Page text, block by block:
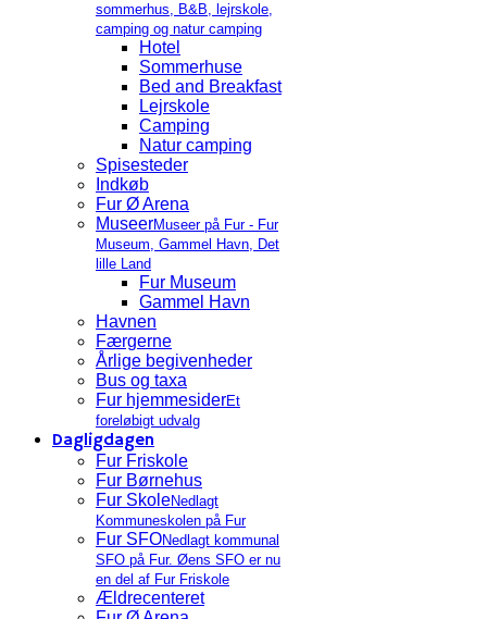
sommerhus, B&B, lejrskole,
camping og natur camping
Hotel
Sommerhuse
Bed and Breakfast
Lejrskole
Camping
Natur camping
Spisesteder
Indkøb
Fur Ø Arena
MuseerMuseer på Fur - Fur
Museum, Gammel Havn, Det
lille Land
Fur Museum
Gammel Havn
Havnen
Færgerne
Årlige begivenheder
Bus og taxa
Fur hjemmesiderEt
foreløbigt udvalg
Dagligdagen
Fur Friskole
Fur Børnehus
Fur SkoleNedlagt
Kommuneskolen på Fur
Fur SFONedlagt kommunal
SFO på Fur. Øens SFO er nu
en del af Fur Friskole
Ældrecenteret